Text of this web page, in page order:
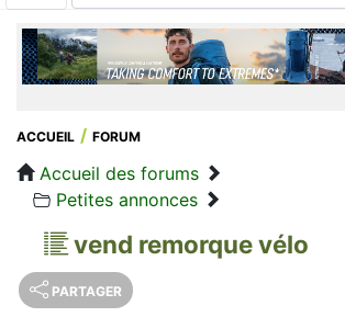
ACCUEIL FORUM
Accueil des forums
Petites annonces
vend remorque vélo
PARTAGER